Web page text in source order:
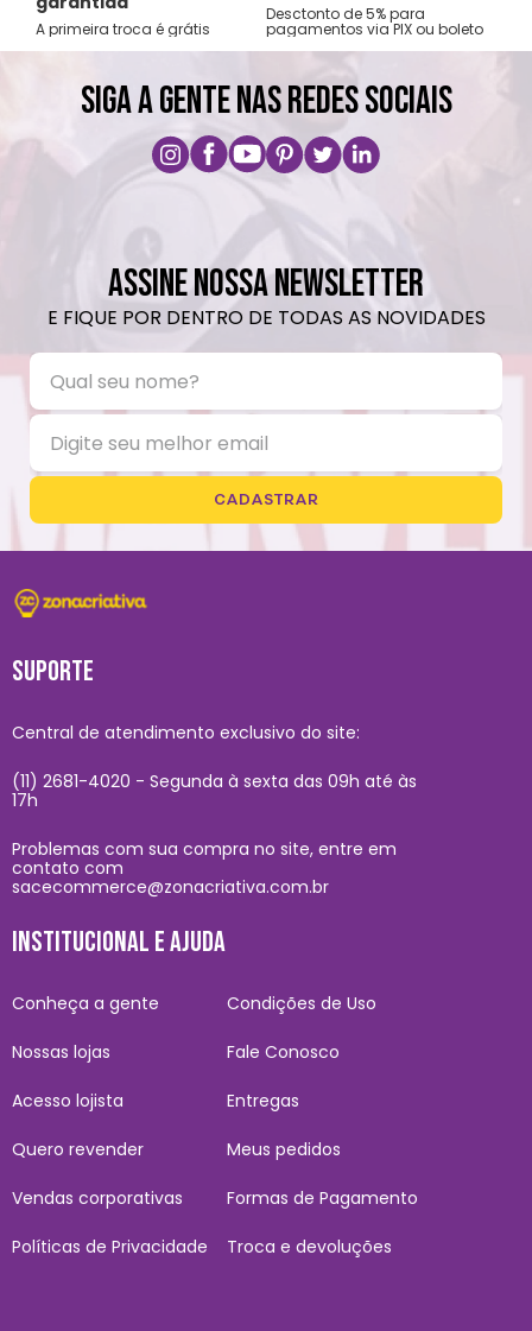
A primeira troca é grátis
Desctonto de 5% para
pagamentos via PIX ou boleto
SIGA A GENTE NAS REDES SOCIAIS
ASSINE NOSSA NEWSLETTER
E FIQUE POR DENTRO DE TODAS AS NOVIDADES
CADASTRAR
SUPORTE
Central de atendimento exclusivo do site:
(11) 2681-4020 - Segunda à sexta das 09h até às
17h
Problemas com sua compra no site, entre em
contato com
sacecommerce@zonacriativa.com.br
INSTITUCIONAL E AJUDA
Conheça a gente
Nossas lojas
Acesso lojista
Quero revender
Vendas corporativas
Políticas de Privacidade
Condições de Uso
Fale Conosco
Entregas
Meus pedidos
Formas de Pagamento
Troca e devoluções